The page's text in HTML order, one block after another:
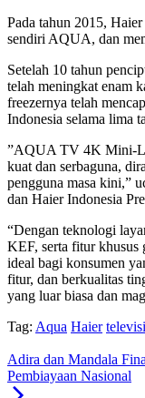
Pada tahun 2015,
sendiri AQUA, dan
Setelah 10 tahun
telah meningkat enam
freezernya telah
Indonesia selama lima
”AQUA TV 4K Mini-
kuat dan serbaguna,
pengguna masa kini,”
dan Haier Indonesia
“Dengan teknologi
KEF, serta fitur
ideal bagi konsumen
fitur, dan berkualitas
yang luar biasa dan
Tag: Aqua Haier televisi
Adira dan Mandala
Pembiayaan Nasional